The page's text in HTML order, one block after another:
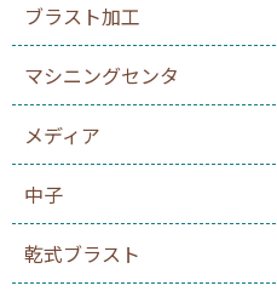
ブラスト加工
マシニングセンタ
メディア
中子
乾式ブラスト